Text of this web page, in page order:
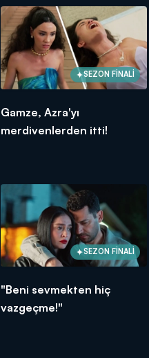
SEZON FİNALİ
Gamze, Azra'yı
merdivenlerden itti!
SEZON FİNALİ
"Beni sevmekten hiç
vazgeçme!"